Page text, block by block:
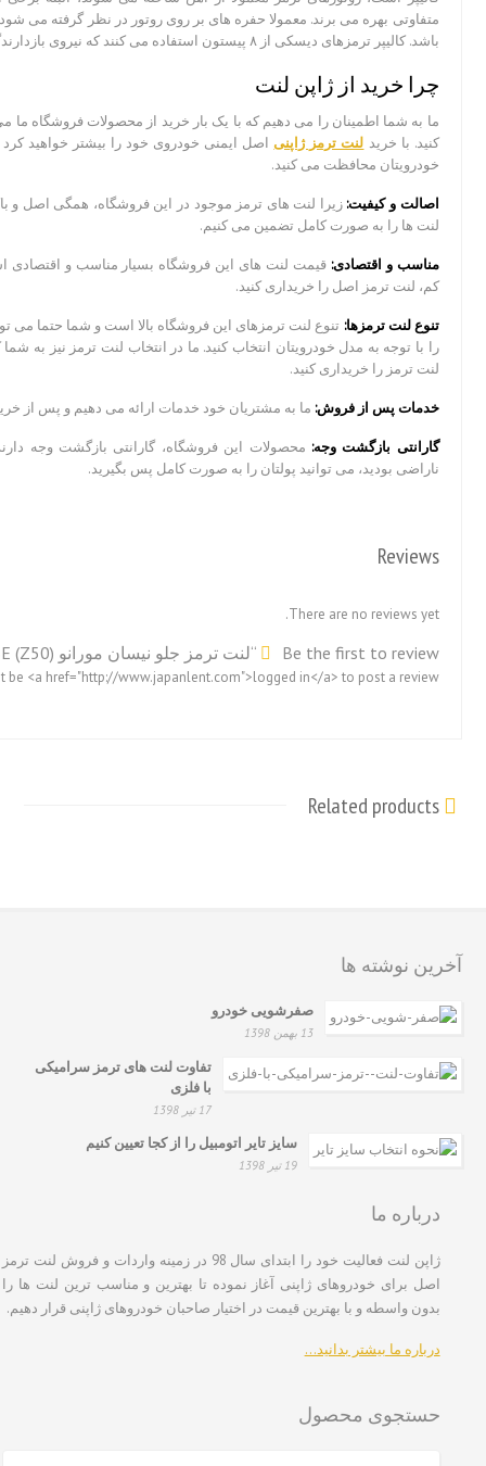
متفاوتی بهره می برند. معمولا حفره های بر روی روتور در نظر گرفته می
باشد. کالیپر ترمزهای دیسکی از ۸ پیستون استفاده می کنند که نیروی بازدارندگی عظیمی را فراهم می آورد.
چرا خرید از ژاپن لنت
ما به شما اطمینان را می دهیم که با یک بار خرید از محصولات فروشگاه ما
کنید. با خرید لنت ترمز ژاپنیاصل ایمنی خودروی خود را بیشتر خواهید
خودرویتان محافظت می کنید.
اصالت و کیفیت: زیرا لنت های ترمز موجود در این فروشگاه، همگی اصل و
لنت ها را به صورت کامل تضمین می کنیم.
مناسب و اقتصادی: قیمت لنت های این فروشگاه بسیار مناسب و اقتصادی
کم، لنت ترمز اصل را خریداری کنید.
تنوع لنت ترمزها: تنوع لنت ترمزهای این فروشگاه بالا است و شما حتما می
را با توجه به مدل خودرویتان انتخاب کنید. ما در انتخاب لنت ترمز نیز به
لنت ترمز را خریداری کنید.
خدمات پس از فروش: ما به مشتریان خود خدمات ارائه می دهیم و پس از خرید
گارانتی بازگشت وجه: محصولات این فروشگاه، گارانتی بازگشت وجه
ناراضی بودید، می توانید پولتان را به صورت کامل پس بگیرید.
Reviews
There are no reviews yet.
Be the first to review “لنت ترمز جلو نیسان مورانو SE (Z50)”
be <a href="http://www.japanlent.com">logged in</a> to post a review.
Related products
آخرین نوشته ها
صفرشویی خودرو
13 بهمن 1398
تفاوت لنت های ترمز سرامیکی
با فلزی
17 تیر 1398
سایز تایر اتومبیل را از کجا تعیین کنیم
19 تیر 1398
درباره ما
ژاپن لنت فعالیت خود را ابتدای سال 98 در زمینه واردات و فروش لنت ترمز
اصل برای خودروهای ژاپنی آغاز نموده تا بهترین و مناسب ترین لنت ها را
بدون واسطه و با بهترین قیمت در اختیار صاحبان خودروهای ژاپنی قرار دهیم.
درباره ما بیشتر بدانید…
حستجوی محصول